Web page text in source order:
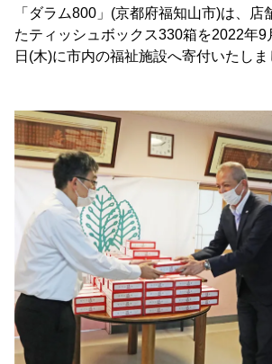
「ダラム800」(京都府福知山市)は、店
たティッシュボックス330箱を2022年9
日(木)に市内の福祉施設へ寄付いたしま